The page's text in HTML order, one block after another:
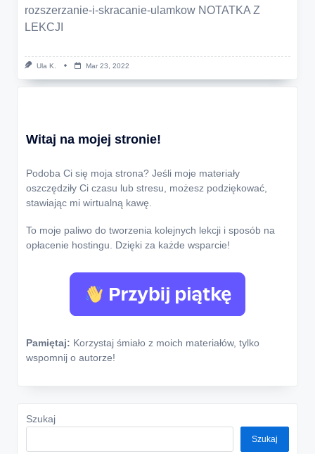
rozszerzanie-i-skracanie-ulamkow NOTATKA Z
LEKCJI
Ula K. Mar 23, 2022
Witaj na mojej stronie!
Podoba Ci się moja strona? Jeśli moje materiały
oszczędziły Ci czasu lub stresu, możesz podziękować,
stawiając mi wirtualną kawę.
To moje paliwo do tworzenia kolejnych lekcji i sposób na
opłacenie hostingu. Dzięki za każde wsparcie!
Pamiętaj: Korzystaj śmiało z moich materiałów, tylko
wspomnij o autorze!
Szukaj
Szukaj